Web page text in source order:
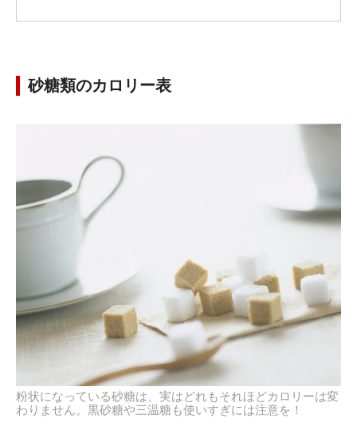
砂糖類のカロリー表
粉状になっている砂糖は、実はどれもそれほどカロリーは変
わりません。黒砂糖や三温糖も使いすぎには注意を！